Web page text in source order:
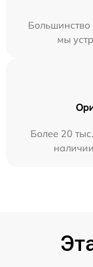
Большинство
мы
Более 20